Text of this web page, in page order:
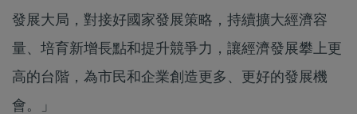
發展大局，對接好國家發展策略，持續擴大經濟容
量、培育新增長點和提升競爭力，讓經濟發展攀上更
高的台階，為市民和企業創造更多、更好的發展機
會。」